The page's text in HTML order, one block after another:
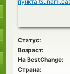
Статус:
Возраст:
На BestChange:
Страна: